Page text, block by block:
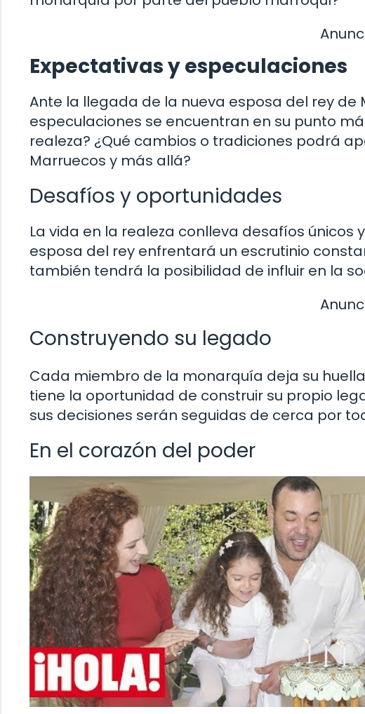
Expectativas y especulaciones
Ante la llegada de la nueva esposa del rey de
especulaciones se encuentran en su punto
realeza? ¿Qué cambios o tradiciones podrá
Marruecos y más allá?
Desafíos y oportunidades
La vida en la realeza conlleva desafíos únicos
esposa del rey enfrentará un escrutinio
también tendrá la posibilidad de influir en la
Construyendo su legado
Cada miembro de la monarquía deja su
tiene la oportunidad de construir su propio
sus decisiones serán seguidas de cerca por
En el corazón del poder